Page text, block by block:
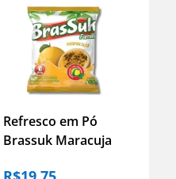
Refresco em Pó
Brassuk Maracuja